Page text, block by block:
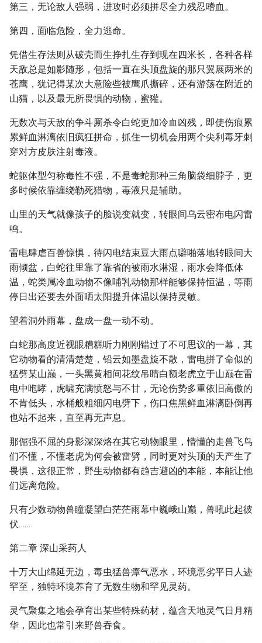
第三，无论敌人强弱，进攻时必须拼尽全力残忍嗜血。
第四，面临危险，全力逃命。
凭借生存法则从破壳而生挣扎生存到现在四米长，各种各样
天敌总是如影随形，包括一直在头顶盘旋的那只翼展两米的
苍鹰，犹记得某次大意险些被鹰爪撕碎，还有游荡在附近的
山猫，以及最无所畏惧的动物，蜜獾。
无数次与天敌的争斗厮杀令白蛇更加冷血凶残，即使伤痕累
累鲜血淋漓依旧疯狂拼命，抓住一切机会用两个尖利毒牙刺
穿对方皮肤注射毒液。
蛇躯体型匀称毒性不强，不是毒蛇那种三角脑袋细脖子，更
多时候依靠缠绕勒死猎物，毒液只是辅助。
山里的天气就像孩子的脸说变就变，转眼间乌云密布电闪雷
鸣。
雷电肆虐百兽惊惧，待闪电结束豆大雨点噼啪落地转眼间大
雨倾盆，白蛇往里靠了靠省的被雨水淋湿，雨水会降低体
温，蛇类属冷血动物不像哺乳动物那样能够保持恒温，等雨
停日出还要去外面晒太阳提升体温以保持灵敏。
望着洞外雨幕，盘成一盘一动不动。
白蛇那高度近视眼糟糕听力刚刚错过了不可思议的一幕，其
它动物看的清清楚楚，铅云如墨盘旋不散，雷电拼了命似的
猛劈某山巅，一头黑黄相间花纹吊睛白额老虎立于山巅在雷
电中咆哮，虎啸充满愤怒与不甘，无论伤势多重依旧高傲的
不肯低头，水桶般粗细闪电劈下，伤口焦黑鲜血淋漓卧倒再
也站不起来，直至再无声息。
那倔强不屈的身影深深烙在其它动物眼里，懵懂的走兽飞鸟
们不懂，不懂老虎为何会被雷劈，同时更对头顶的天产生了
畏惧，这很正常，野生动物都有趋吉避凶的本能，本能让他
们远离危险。
只有少数动物兽瞳凝望白茫茫雨幕中巍峨山巅，兽吼此起彼
伏……
第二章 深山采药人
十万大山绵延无边，毒虫猛兽瘴气恶水，环境恶劣平日人迹
罕至，独特环境养育了无数生物和罕见灵药。
灵气聚集之地会孕育出某些特殊药材，蕴含天地灵气日月精
华，因此也常引来野兽吞食。